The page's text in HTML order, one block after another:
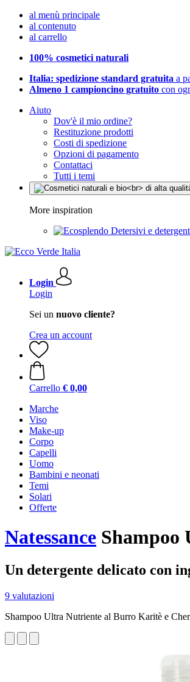
al menù principale
al contenuto
al carrello
100% cosmetici naturali
Italia: spedizione standard gratuita a
Almeno 1 campioncino gratuito con
Aiuto
Dov'è il mio ordine?
Restituzione prodotti
Costi di spedizione
Opzioni di pagamento
Contattaci
Tutti i temi
More inspiration
Detersivi e
Login
Login
Sei un nuovo cliente?
Crea un account
Carrello € 0,00
Marche
Viso
Make-up
Corpo
Capelli
Uomo
Bambini e neonati
Temi
Solari
Offerte
Natessance
Un detergente delicato con
9 valutazioni
Shampoo Ultra Nutriente al Burro Karitè e